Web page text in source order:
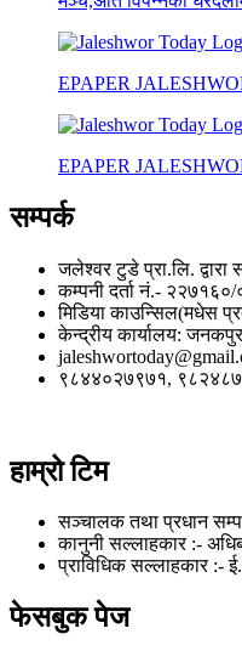
EPAPER
EPAPER
सम्पर्क
जलेश्वर टुडे प्रा.लि. द्वारा
कम्पनी दर्ता नं.-
मिडिया काउन्सिल(मधेस
केन्द्रीय कार्यालय:
९८४४०२७९७१,
हाम्रो टिम
सञ्चालक तथा प्रधान
कानुनी सल्लाहकार :-
प्राविधिक सल्लाहकार :-
फेसबुक पेज